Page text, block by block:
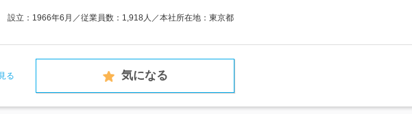
設立：1966年6月／従業員数：1,918人／本社所在地：東京都
る 気になる